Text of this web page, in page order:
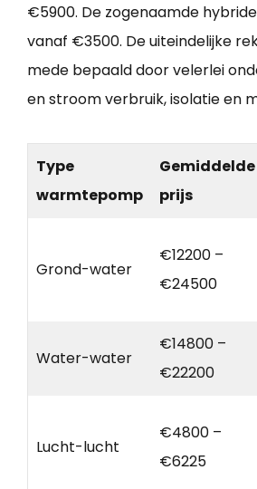
€5900. De zogenaamde
vanaf €3500. De uiteindelijke
mede bepaald door velerlei
en stroom verbruik, isolatie en
Type
warmtepomp
Gemiddelde
prijs
Grond-water
€12200 –
€24500
Water-water
€14800 –
€22200
Lucht-lucht
€4800 –
€6225